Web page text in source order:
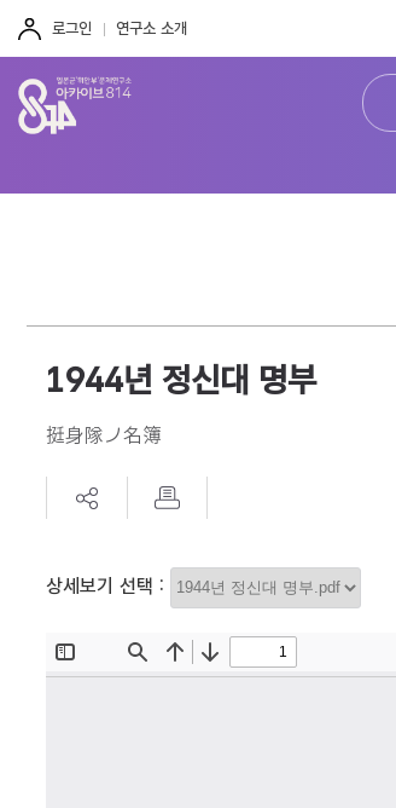
로그인 연구소 소개
1944년 정신대 명부
挺身隊ノ名簿
상세보기 선택 :